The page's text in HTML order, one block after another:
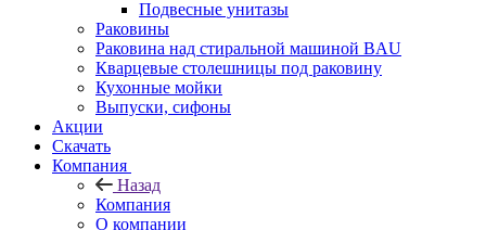
Подвесные унитазы
Раковины
Раковина над стиральной машиной BAU
Кварцевые столешницы под раковину
Кухонные мойки
Выпуски, сифоны
Акции
Скачать
Компания
Назад
Компания
О компании